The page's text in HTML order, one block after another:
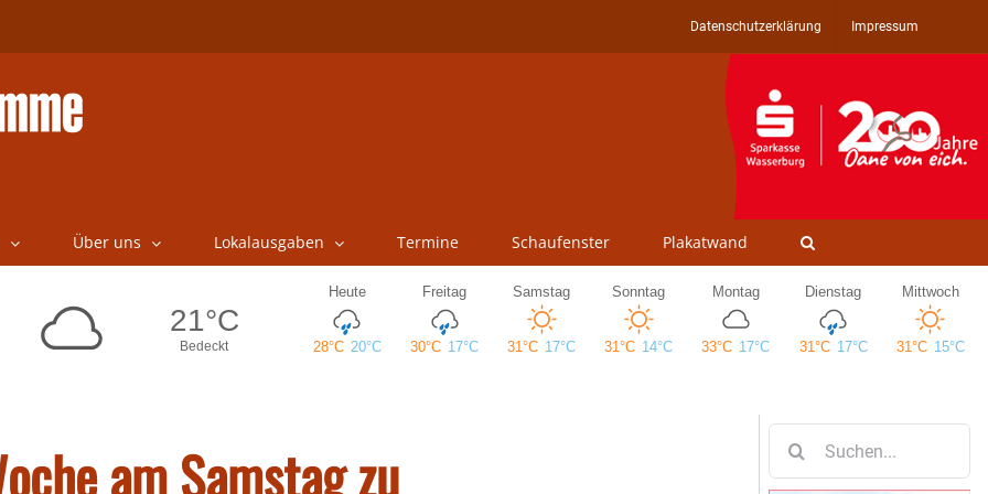
Datenschutzerklärung Impressum
Über uns Lokalausgaben Termine Schaufenster Plakatwand
am Samstag zu
nach: